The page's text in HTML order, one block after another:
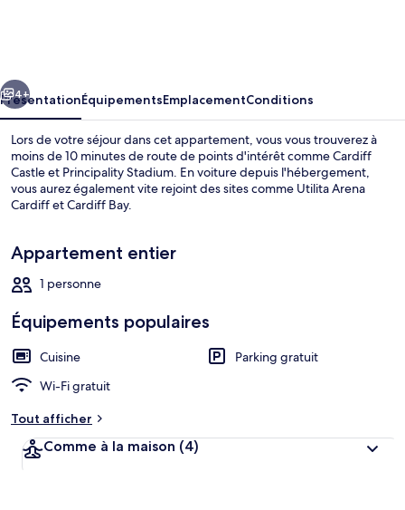
Residence
Suivant
4+
PrésentationÉquipementsEmplacementConditions
Lors de votre séjour dans cet appartement, vous vous trouverez à
moins de 10 minutes de route de points d'intérêt comme Cardiff
Castle et Principality Stadium. En voiture depuis l'hébergement,
vous aurez également vite rejoint des sites comme Utilita Arena
Cardiff et Cardiff Bay.
Appartement entier
1 personne
Équipements populaires
Cuisine
Parking gratuit
Wi-Fi gratuit
Tout afficher
Comme à la maison (4)